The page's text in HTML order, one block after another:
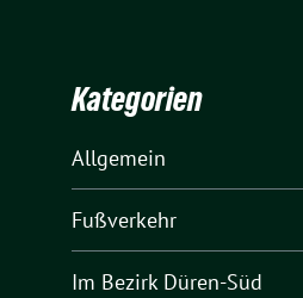
Kategorien
Allgemein
Fußverkehr
Im Bezirk Düren-Süd